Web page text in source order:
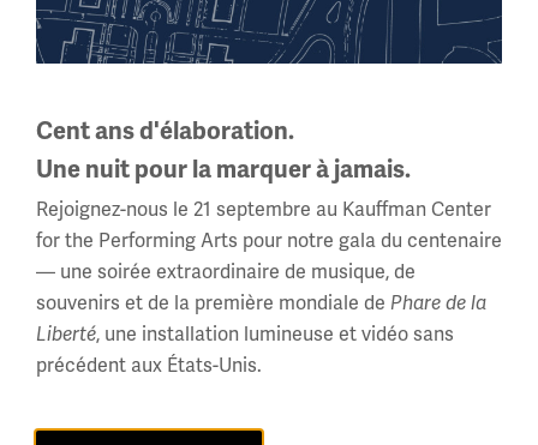
Horaires des Fêtes →
À propos de nous
Carrières
Politiques et permis
Salle de Presse
Contactez-Nous
Cent ans d'élaboration.
Une nuit pour la marquer à jamais.
Rejoignez-nous le 21 septembre au Kauffman Center
for the Performing Arts pour notre gala du centenaire
— une soirée extraordinaire de musique, de
souvenirs et de la première mondiale de Phare de la
Liberté, une installation lumineuse et vidéo sans
précédent aux États-Unis.